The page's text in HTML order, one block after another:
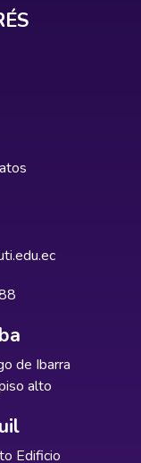
de Ibarra
alto
Edificio